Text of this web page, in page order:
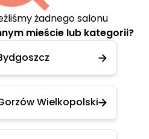
żadnego salonu
mieście lub kategorii?
Wielkopolski